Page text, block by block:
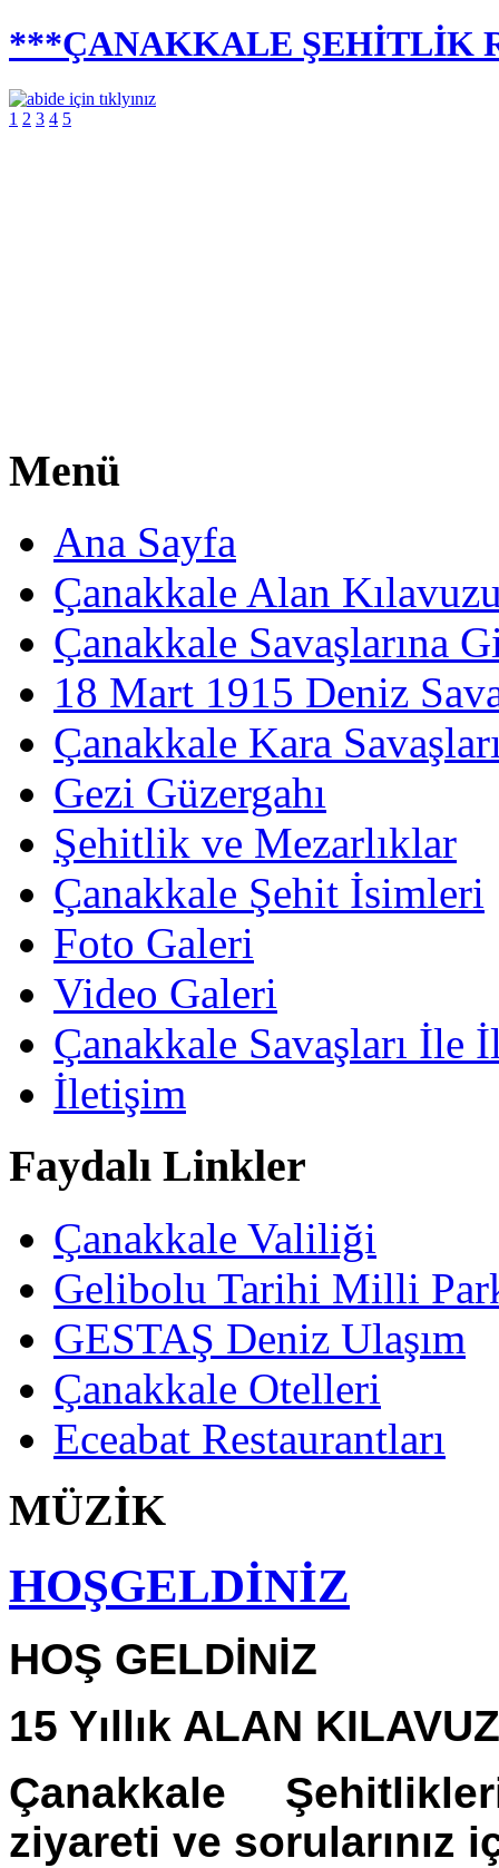
***ÇANAKKALE ŞEHİTLİK
1 2 3 4 5
Menü
Ana Sayfa
Çanakkale Alan
Çanakkale Savaşlarına
18 Mart 1915 Deniz
Çanakkale Kara
Gezi Güzergahı
Şehitlik ve Mezarlıklar
Çanakkale Şehit İsimleri
Foto Galeri
Video Galeri
Çanakkale Savaşları İle
İletişim
Faydalı Linkler
Çanakkale Valiliği
Gelibolu Tarihi Milli
GESTAŞ Deniz Ulaşım
Çanakkale Otelleri
Eceabat Restaurantları
MÜZİK
HOŞGELDİNİZ
HOŞ GELDİNİZ
15 Yıllık ALAN
Çanakkale
ziyareti ve sorularınız